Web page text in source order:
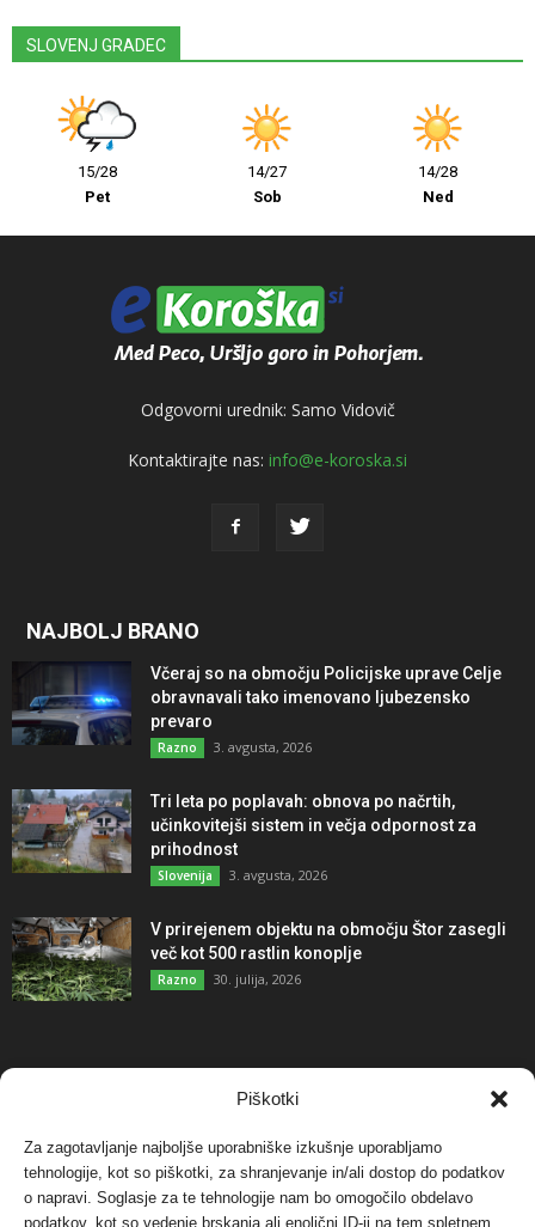
Piškotki
Za zagotavljanje najboljše uporabniške izkušnje uporabljamo
tehnologije, kot so piškotki, za shranjevanje in/ali dostop do podatkov
o napravi. Soglasje za te tehnologije nam bo omogočilo obdelavo
podatkov, kot so vedenje brskanja ali enolični ID-ji na tem spletnem
SLOVENJ GRADEC
15/28
Pet
14/27
Sob
14/28
Ned
Odgovorni urednik: Samo Vidovič
Kontaktirajte nas: info@e-koroska.si
NAJBOLJ BRANO
Včeraj so na območju Policijske uprave Celje
obravnavali tako imenovano ljubezensko
prevaro
Razno 3. avgusta, 2026
Tri leta po poplavah: obnova po načrtih,
učinkovitejši sistem in večja odpornost za
prihodnost
Slovenija 3. avgusta, 2026
V prirejenem objektu na območju Štor zasegli
več kot 500 rastlin konoplje
Razno 30. julija, 2026
NAJBOLJ KOMENTIRANO
Protest proti vetrnim elektrarnam na Ojstrici, v
svetu pa vedno bolj...
Dogodki 12. maja, 2017